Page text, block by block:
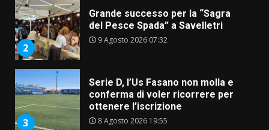
2
Grande successo per la “Sagra
del Pesce Spada” a Savelletri
9 Agosto 2026 07:32
3
Serie D, l’Us Fasano non molla e
conferma di voler ricorrere per
ottenere l’iscrizione
8 Agosto 2026 19:55